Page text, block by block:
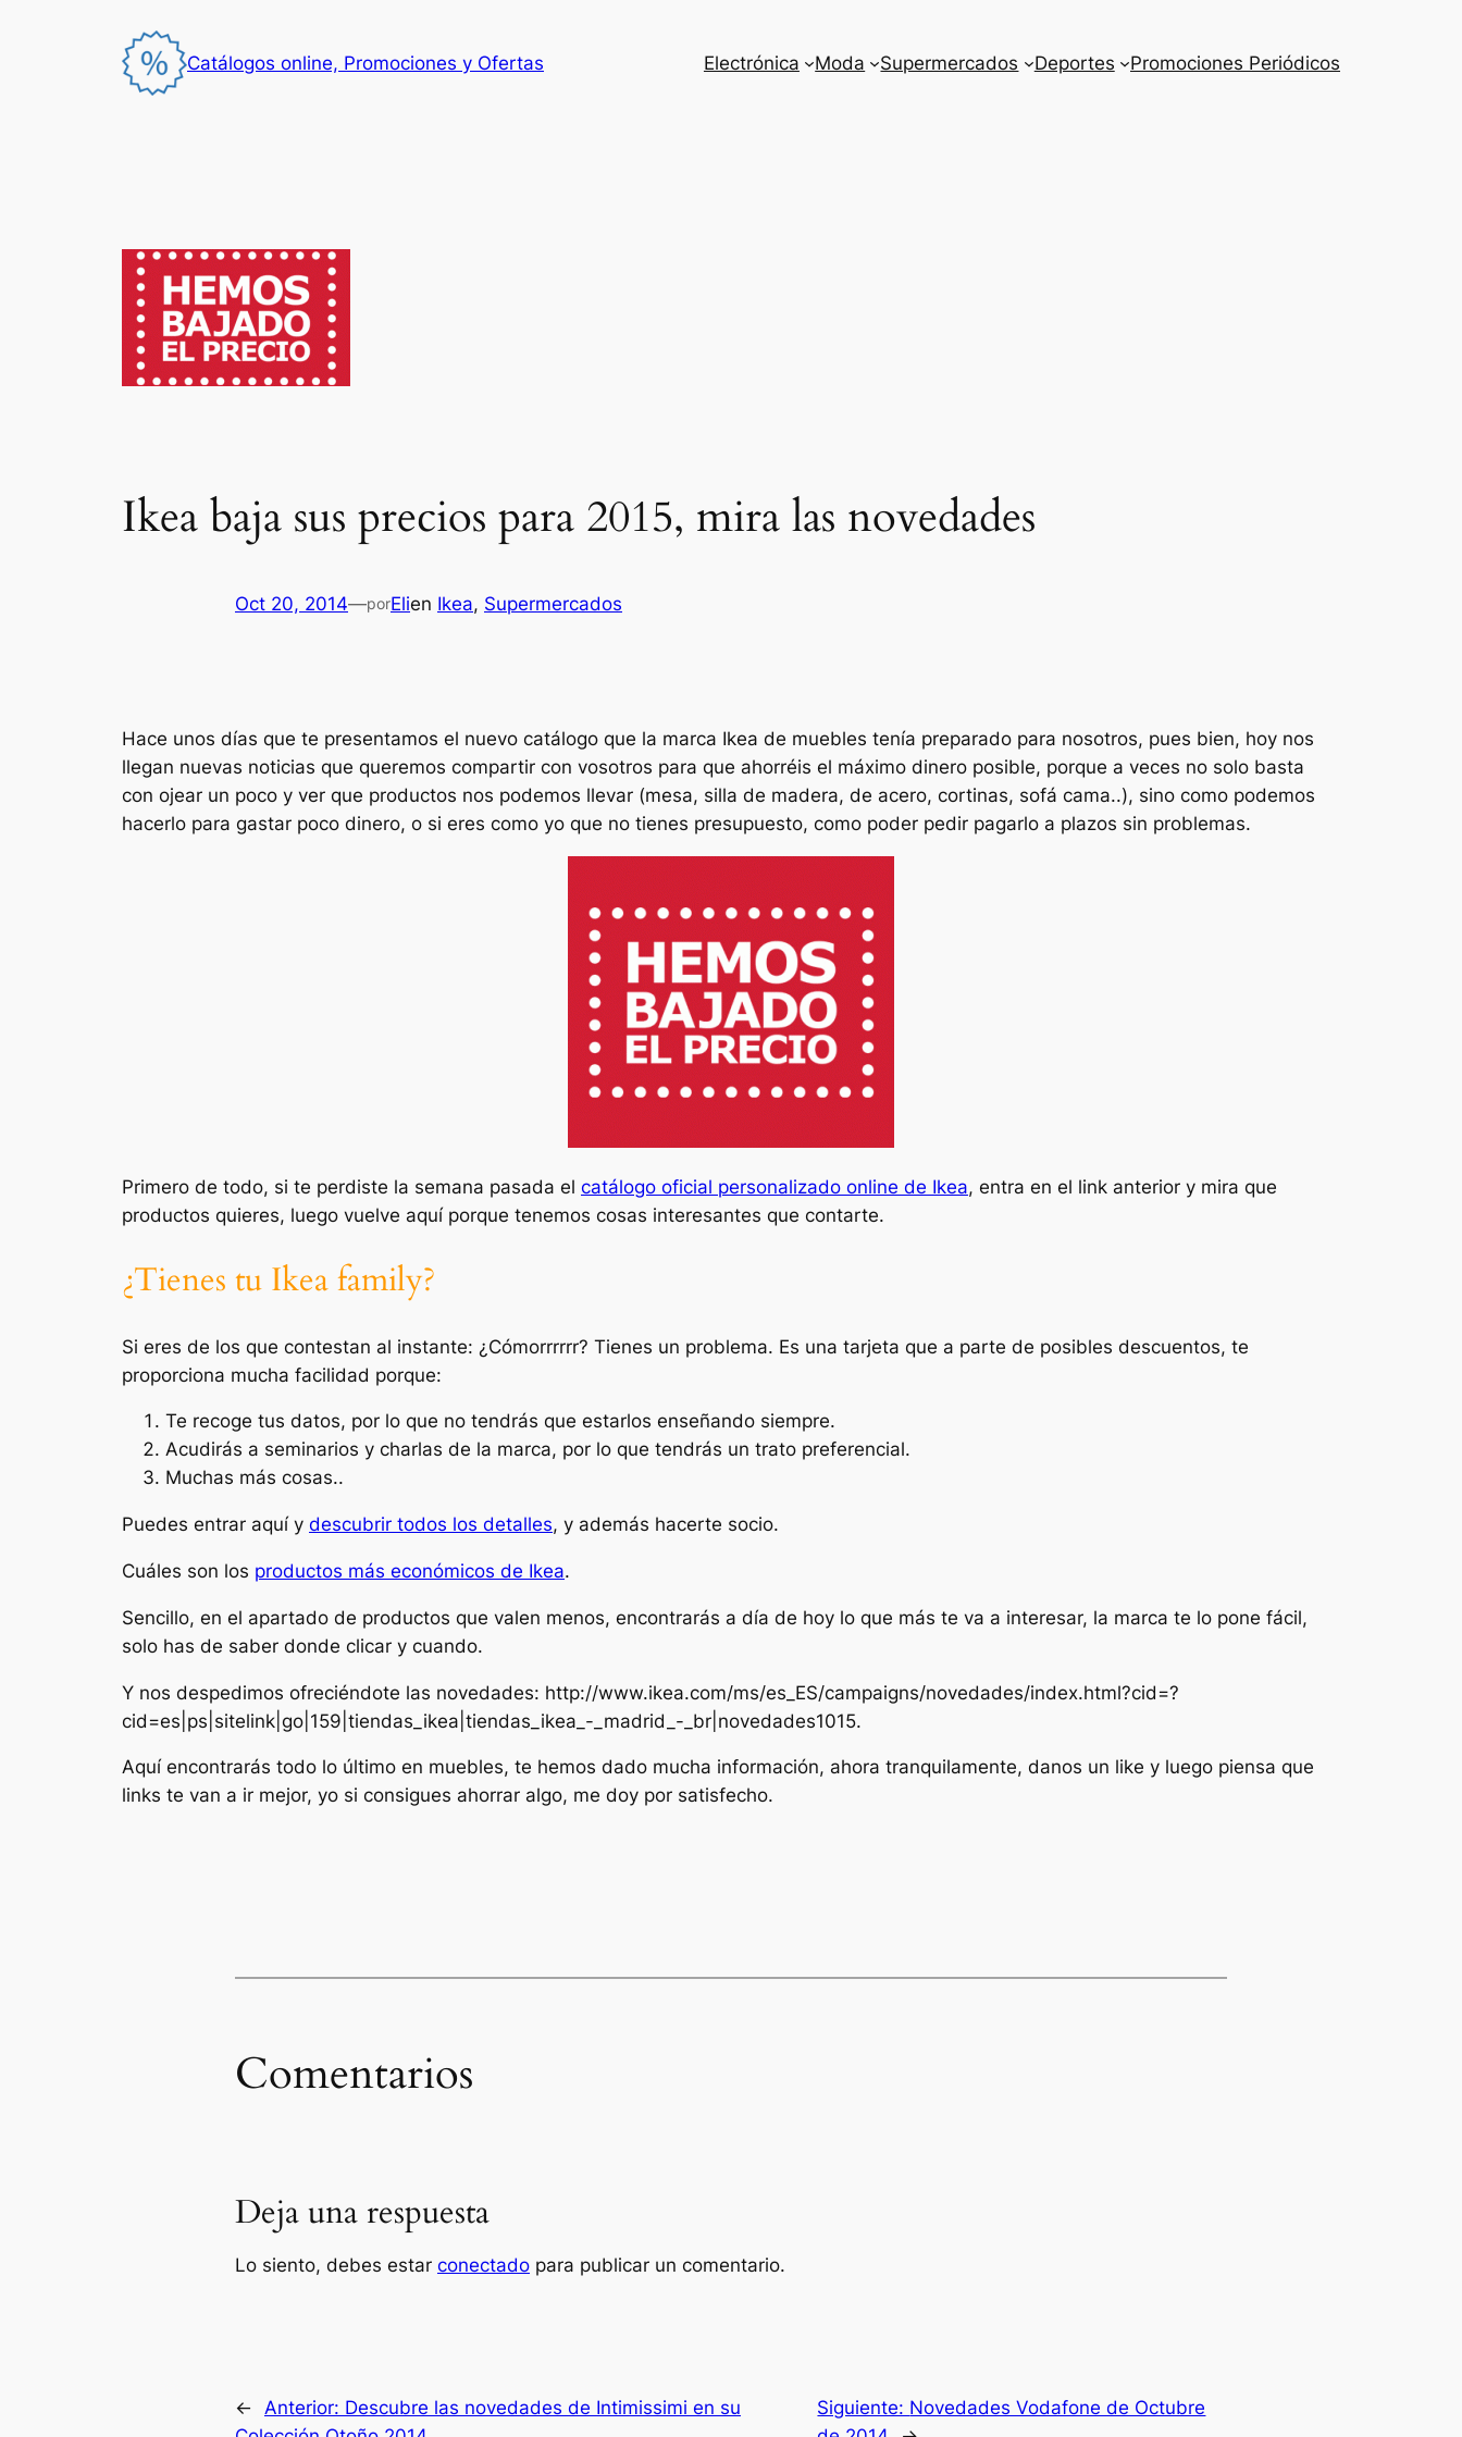
Catálogos online, Promociones y Ofertas Electrónica Moda Supermercados Deportes Promociones Periódicos
Ikea baja sus precios para 2015, mira las novedades
Oct 20, 2014—porElien Ikea, Supermercados
Hace unos días que te presentamos el nuevo catálogo que la marca Ikea de muebles tenía preparado para nosotros, pues bien, hoy nos
llegan nuevas noticias que queremos compartir con vosotros para que ahorréis el máximo dinero posible, porque a veces no solo basta
con ojear un poco y ver que productos nos podemos llevar (mesa, silla de madera, de acero, cortinas, sofá cama..), sino como podemos
hacerlo para gastar poco dinero, o si eres como yo que no tienes presupuesto, como poder pedir pagarlo a plazos sin problemas.
Primero de todo, si te perdiste la semana pasada el catálogo oficial personalizado online de Ikea, entra en el link anterior y mira que
productos quieres, luego vuelve aquí porque tenemos cosas interesantes que contarte.
¿Tienes tu Ikea family?
Si eres de los que contestan al instante: ¿Cómorrrrrr? Tienes un problema. Es una tarjeta que a parte de posibles descuentos, te
proporciona mucha facilidad porque:
Te recoge tus datos, por lo que no tendrás que estarlos enseñando siempre.
Acudirás a seminarios y charlas de la marca, por lo que tendrás un trato preferencial.
Muchas más cosas..
Puedes entrar aquí y descubrir todos los detalles, y además hacerte socio.
Cuáles son los productos más económicos de Ikea.
Sencillo, en el apartado de productos que valen menos, encontrarás a día de hoy lo que más te va a interesar, la marca te lo pone fácil,
solo has de saber donde clicar y cuando.
Y nos despedimos ofreciéndote las novedades: http://www.ikea.com/ms/es_ES/campaigns/novedades/index.html?cid=?
cid=es|ps|sitelink|go|159|tiendas_ikea|tiendas_ikea_-_madrid_-_br|novedades1015.
Aquí encontrarás todo lo último en muebles, te hemos dado mucha información, ahora tranquilamente, danos un like y luego piensa que
links te van a ir mejor, yo si consigues ahorrar algo, me doy por satisfecho.
Comentarios
Deja una respuesta
Lo siento, debes estar conectado para publicar un comentario.
← Anterior: Descubre las novedades de Intimissimi en su
Siguiente: Novedades Vodafone de Octubre